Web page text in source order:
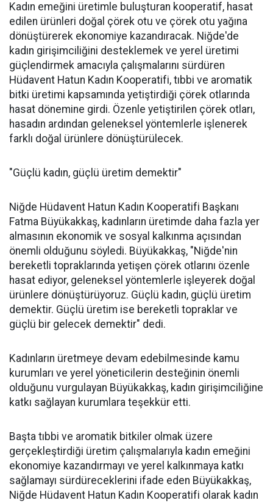
Kadın emeğini üretimle buluşturan kooperatif, hasat
edilen ürünleri doğal çörek otu ve çörek otu yağına
dönüştürerek ekonomiye kazandıracak. Niğde'de
kadın girişimciliğini desteklemek ve yerel üretimi
güçlendirmek amacıyla çalışmalarını sürdüren
Hüdavent Hatun Kadın Kooperatifi, tıbbi ve aromatik
bitki üretimi kapsamında yetiştirdiği çörek otlarında
hasat dönemine girdi. Özenle yetiştirilen çörek otları,
hasadın ardından geleneksel yöntemlerle işlenerek
farklı doğal ürünlere dönüştürülecek.
"Güçlü kadın, güçlü üretim demektir"
Niğde Hüdavent Hatun Kadın Kooperatifi Başkanı
Fatma Büyükakkaş, kadınların üretimde daha fazla yer
almasının ekonomik ve sosyal kalkınma açısından
önemli olduğunu söyledi. Büyükakkaş, "Niğde'nin
bereketli topraklarında yetişen çörek otlarını özenle
hasat ediyor, geleneksel yöntemlerle işleyerek doğal
ürünlere dönüştürüyoruz. Güçlü kadın, güçlü üretim
demektir. Güçlü üretim ise bereketli topraklar ve
güçlü bir gelecek demektir" dedi.
Kadınların üretmeye devam edebilmesinde kamu
kurumları ve yerel yöneticilerin desteğinin önemli
olduğunu vurgulayan Büyükakkaş, kadın girişimciliğine
katkı sağlayan kurumlara teşekkür etti.
Başta tıbbi ve aromatik bitkiler olmak üzere
gerçekleştirdiği üretim çalışmalarıyla kadın emeğini
ekonomiye kazandırmayı ve yerel kalkınmaya katkı
sağlamayı sürdüreceklerini ifade eden Büyükakkaş,
Niğde Hüdavent Hatun Kadın Kooperatifi olarak kadın